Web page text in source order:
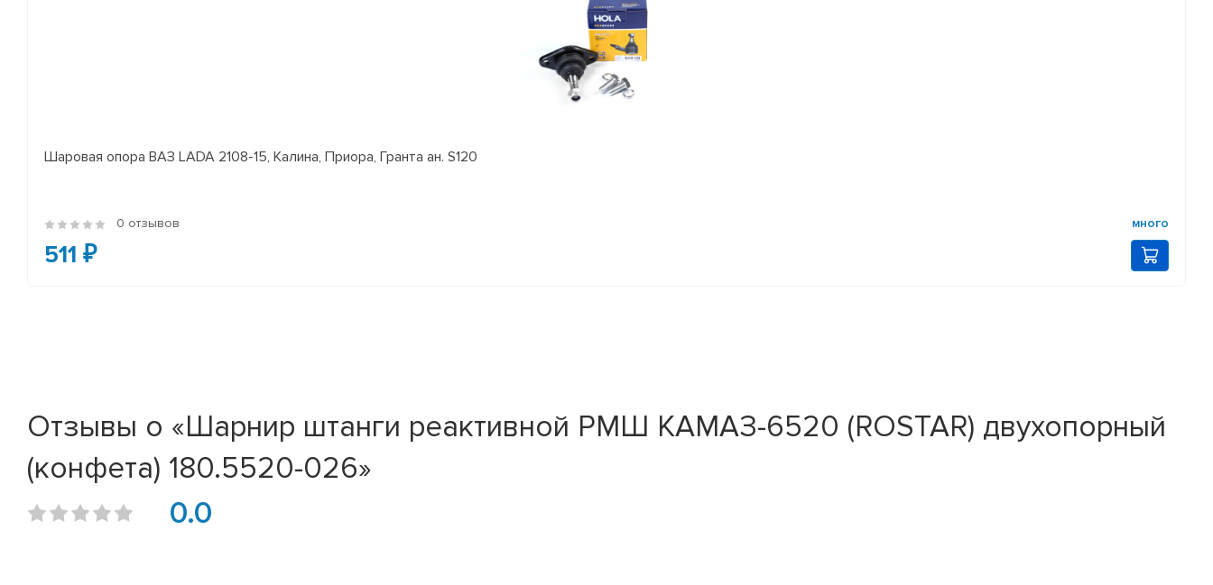
Шаровая опора ВАЗ LADA 2108-15, Калина, Приора, Гранта ан. S120
0 отзывов много
511 ₽
Отзывы о «Шарнир штанги реактивной РМШ КАМАЗ-6520 (ROSTAR) двухопорный
(конфета) 180.5520-026»
0.0